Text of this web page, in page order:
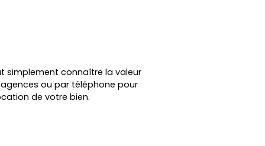
simplement connaître la valeur
ou par téléphone pour
de votre bien.